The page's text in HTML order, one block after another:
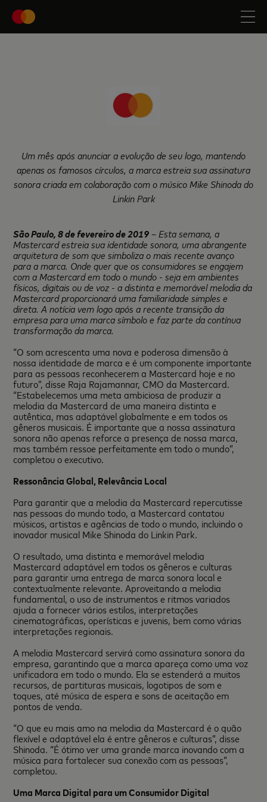
Um mês após anunciar a evolução de seu logo, mantendo
apenas os famosos círculos, a marca estreia sua assinatura
sonora criada em colaboração com o músico Mike Shinoda do
Linkin Park
São Paulo,8 de fevereiro de 2019 – Esta semana, a
Mastercard estreia sua identidade sonora, uma abrangente
arquitetura de som que simboliza o mais recente avanço
para a marca. Onde quer que os consumidores se engajem
com a Mastercard em todo o mundo - seja em ambientes
físicos, digitais ou de voz - a distinta e memorável melodia da
Mastercard proporcionará uma familiaridade simples e
direta. A notícia vem logo após a recente transição da
empresa para uma marca símbolo e faz parte da contínua
transformação da marca.
“O som acrescenta uma nova e poderosa dimensão à
nossa identidade de marca e é um componente importante
para as pessoas reconhecerem a Mastercard hoje e no
futuro”, disse Raja Rajamannar, CMO da Mastercard.
“Estabelecemos uma meta ambiciosa de produzir a
melodia da Mastercard de uma maneira distinta e
autêntica, mas adaptável globalmente e em todos os
gêneros musicais. É importante que a nossa assinatura
sonora não apenas reforce a presença de nossa marca,
mas também ressoe perfeitamente em todo o mundo”,
completou o executivo.
Ressonância Global, Relevância Local
Para garantir que a melodia da Mastercard repercutisse
nas pessoas do mundo todo, a Mastercard contatou
músicos, artistas e agências de todo o mundo, incluindo o
inovador musical Mike Shinoda do Linkin Park.
O resultado, uma distinta e memorável melodia
Mastercard adaptável em todos os gêneros e culturas
para garantir uma entrega de marca sonora local e
contextualmente relevante. Aproveitando a melodia
fundamental, o uso de instrumentos e ritmos variados
ajuda a fornecer vários estilos, interpretações
cinematográficas, operísticas e juvenis, bem como várias
interpretações regionais.
A melodia Mastercard servirá como assinatura sonora da
empresa, garantindo que a marca apareça como uma voz
unificadora em todo o mundo. Ela se estenderá a muitos
recursos, de partituras musicais, logotipos de som e
toques, até música de espera e sons de aceitação em
pontos de venda.
“O que eu mais amo na melodia da Mastercard é o quão
flexível e adaptável ela é entre gêneros e culturas”, disse
Shinoda. “É ótimo ver uma grande marca inovando com a
música para fortalecer sua conexão com as pessoas”,
completou.
Uma Marca Digital para um Consumidor Digital